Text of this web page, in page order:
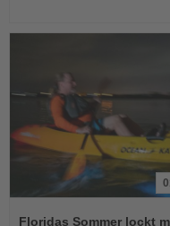
SieFloridas Sommer lockt